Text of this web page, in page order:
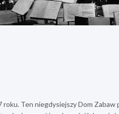
Ten niegdysiejszy Dom